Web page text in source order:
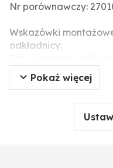
Nr porównawczy:
Wskazówki
odkładnicy:
śruby na zmianę,
złamania elementów
uniknąć napięć,
Nie należy dokręcać
Pokaż więcej